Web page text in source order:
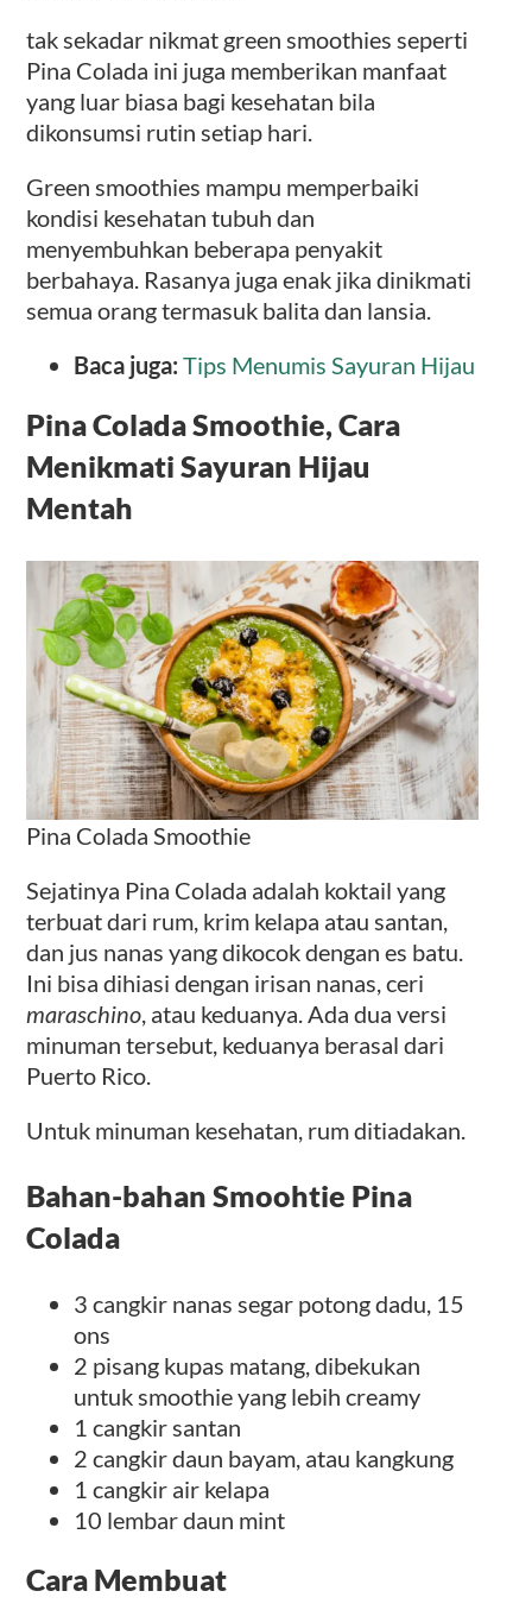
tak sekadar nikmat green smoothies seperti
Pina Colada ini juga memberikan manfaat
yang luar biasa bagi kesehatan bila
dikonsumsi rutin setiap hari.
Green smoothies mampu memperbaiki
kondisi kesehatan tubuh dan
menyembuhkan beberapa penyakit
berbahaya. Rasanya juga enak jika dinikmati
semua orang termasuk balita dan lansia.
Baca juga: Tips Menumis Sayuran Hijau
Pina Colada Smoothie, Cara
Menikmati Sayuran Hijau
Mentah
Pina Colada Smoothie
Sejatinya Pina Colada adalah koktail yang
terbuat dari rum, krim kelapa atau santan,
dan jus nanas yang dikocok dengan es batu.
Ini bisa dihiasi dengan irisan nanas, ceri
maraschino, atau keduanya. Ada dua versi
minuman tersebut, keduanya berasal dari
Puerto Rico.
Untuk minuman kesehatan, rum ditiadakan.
Bahan-bahan Smoohtie Pina
Colada
3 cangkir nanas segar potong dadu, 15
ons
2 pisang kupas matang, dibekukan
untuk smoothie yang lebih creamy
1 cangkir santan
2 cangkir daun bayam, atau kangkung
1 cangkir air kelapa
10 lembar daun mint
Cara Membuat